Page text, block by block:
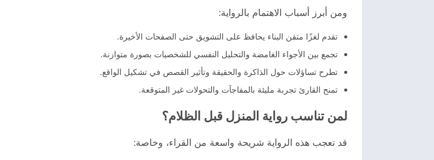
ومن أبرز أسباب الاهتمام بالرواية:
تقدم لغزًا متقن البناء يحافظ على التشويق حتى الصفحات الأخيرة.
تجمع بين الأجواء الغامضة والتحليل النفسي للشخصيات بصورة متوازنة.
تطرح تساؤلات حول الذاكرة والحقيقة وتأثير القصص في تشكيل الواقع.
تمنح القارئ تجربة مليئة بالمفاجآت والتحولات غير المتوقعة.
لمن تناسب رواية المنزل قبل الظلام؟
قد تعجب هذه الرواية شريحة واسعة من القراء، وخاصة: